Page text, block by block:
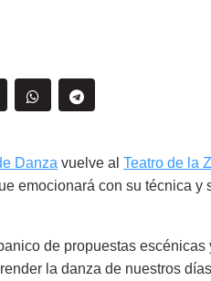
Danza vuelve al Teatro de la
emocionará con su técnica y
de propuestas
la danza de nuestros